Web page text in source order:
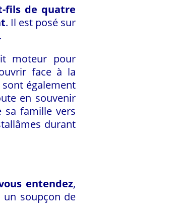
fils de quatre
. Il est posé sur
moteur pour
face à la
également
en souvenir
sa famille vers
durant
entendez,
soupçon de